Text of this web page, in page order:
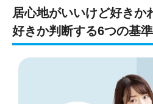
居心地がいいけど好きか
好きか判断する6つの基準